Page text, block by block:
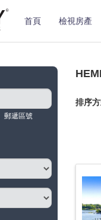
首頁 檢視房產
郵遞區號
排序